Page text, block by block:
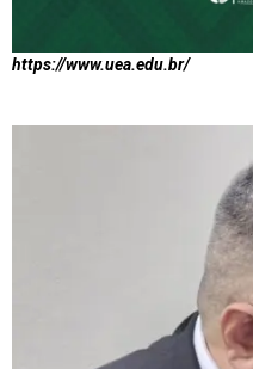
https://www.uea.edu.br/